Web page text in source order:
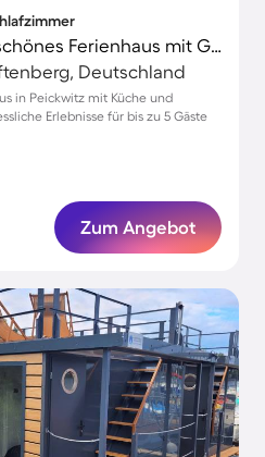
Familienorientiertes schönes Ferienhaus mit Grill und Terrasse
Deutschland
in Peickwitz mit Küche und
Erlebnisse für bis zu 5 Gäste
Zum Angebot